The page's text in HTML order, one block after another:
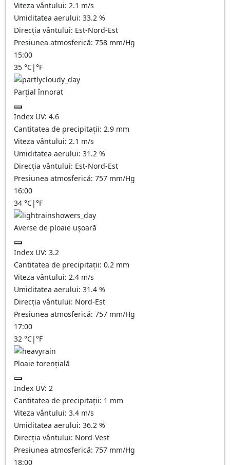
Viteza vântului: 2.1 m/s
Umiditatea aerului: 33.2 %
Direcția vântului: Est-Nord-Est
Presiunea atmosferică: 758 mm/Hg
15:00
35 °C|°F
Parțial înnorat
Index UV: 4.6
Cantitatea de precipitații: 2.9 mm
Viteza vântului: 2.1 m/s
Umiditatea aerului: 31.2 %
Direcția vântului: Est-Nord-Est
Presiunea atmosferică: 757 mm/Hg
16:00
34 °C|°F
Averse de ploaie ușoară
Index UV: 3.2
Cantitatea de precipitații: 0.2 mm
Viteza vântului: 2.4 m/s
Umiditatea aerului: 31.4 %
Direcția vântului: Nord-Est
Presiunea atmosferică: 757 mm/Hg
17:00
32 °C|°F
Ploaie torențială
Index UV: 2
Cantitatea de precipitații: 1 mm
Viteza vântului: 3.4 m/s
Umiditatea aerului: 36.2 %
Direcția vântului: Nord-Vest
Presiunea atmosferică: 757 mm/Hg
18:00